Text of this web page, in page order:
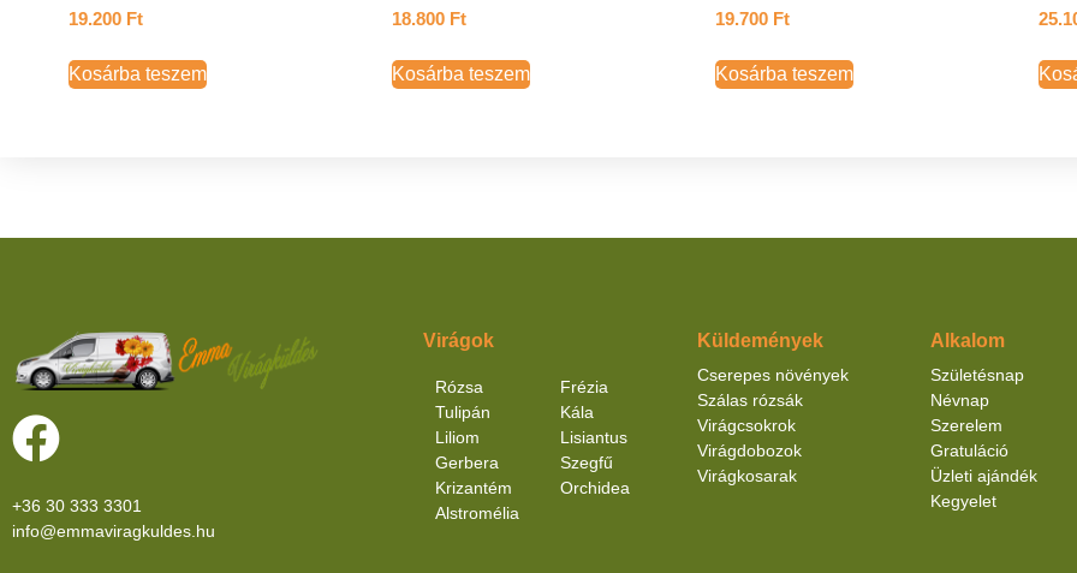
19.200 Ft
Kosárba teszem
18.800 Ft
Kosárba teszem
19.700 Ft
Kosárba teszem
+36 30 333 3301
info@emmaviragkuldes.hu
Virágok
Rózsa
Tulipán
Liliom
Gerbera
Krizantém
Alstromélia
Frézia
Kála
Lisiantus
Szegfű
Orchidea
Küldemények
Cserepes növények
Szálas rózsák
Virágcsokrok
Virágdobozok
Virágkosarak
Alkalom
Születésnap
Névnap
Szerelem
Gratuláció
Üzleti ajándék
Kegyelet